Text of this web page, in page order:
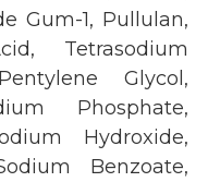
Gum-1, Pullulan,
Tetrasodium
Glycol,
Phosphate,
Hydroxide,
Benzoate,